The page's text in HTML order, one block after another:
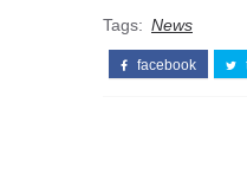
Tags: News
facebook